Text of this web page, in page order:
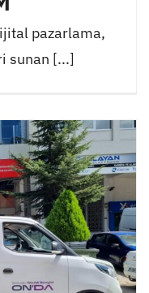
pazarlama,
sunan [...]